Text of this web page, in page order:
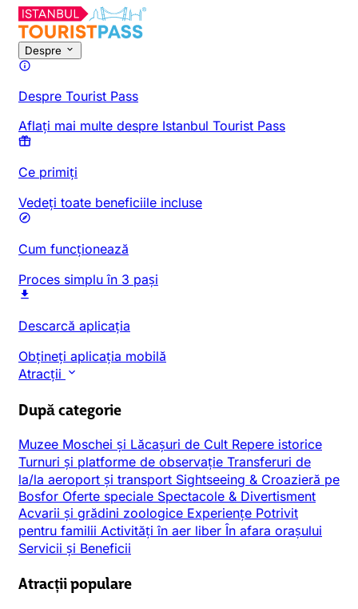
Despre
Despre Tourist Pass
Aflați mai multe despre Istanbul Tourist Pass
Ce primiți
Vedeți toate beneficiile incluse
Cum funcționează
Proces simplu în 3 pași
Descarcă aplicația
Obțineți aplicația mobilă
Atracții
După categorie
Muzee Moschei și Lăcașuri de Cult Repere istorice
Turnuri și platforme de observație Transferuri de
la/la aeroport și transport Sightseeing & Croazieră pe
Bosfor Oferte speciale Spectacole & Divertisment
Acvarii și grădini zoologice Experiențe Potrivit
pentru familii Activități în aer liberÎn afara orașului
Servicii și Beneficii
Atracții populare